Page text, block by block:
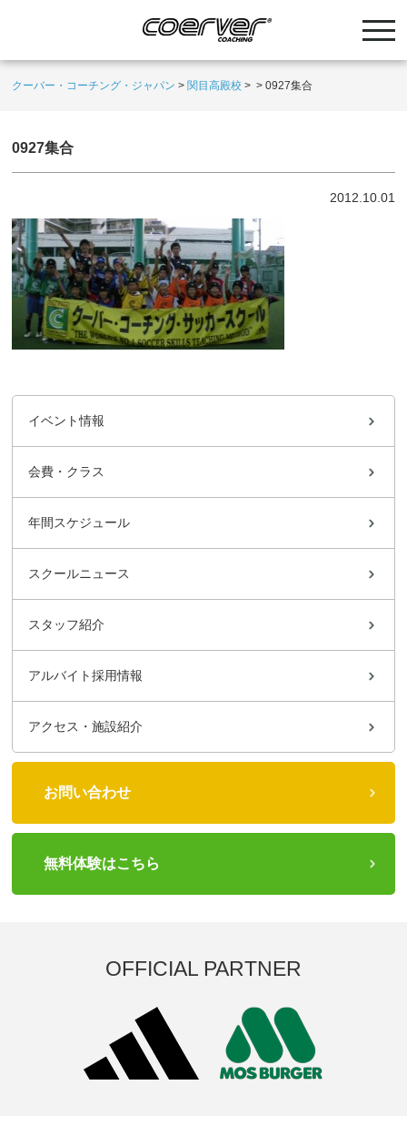
クーバー・コーチング・ジャパン > 関目高殿校 > >0927集合
0927集合
2012.10.01
イベント情報
会費・クラス
年間スケジュール
スクールニュース
スタッフ紹介
アルバイト採用情報
アクセス・施設紹介
お問い合わせ
無料体験はこちら
OFFICIAL PARTNER